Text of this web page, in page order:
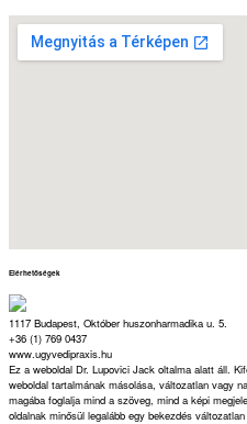
Elérhetőségek
1117 Budapest, Október huszonharmadika u. 5.
+36 (1) 769 0437
www.ugyvedipraxis.hu
Ez a weboldal Dr. Lupovici Jack oltalma alatt áll.
weboldal tartalmának másolása, változatlan vagy
magába foglalja mind a szöveg, mind a képi
oldalnak minősül legalább egy bekezdés